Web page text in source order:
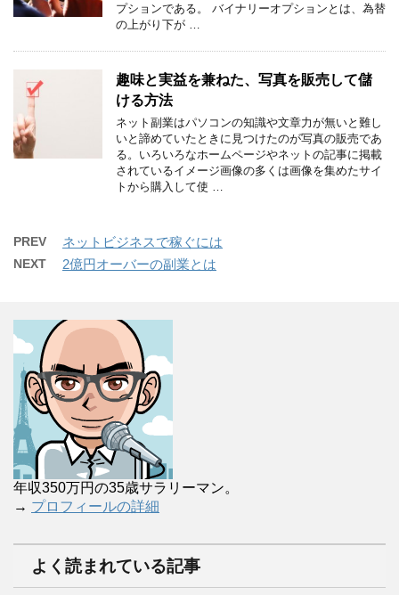
プションである。 バイナリーオプションとは、為替
の上がり下が …
趣味と実益を兼ねた、写真を販売して儲
ける方法
ネット副業はパソコンの知識や文章力が無いと難し
いと諦めていたときに見つけたのが写真の販売であ
る。いろいろなホームページやネットの記事に掲載
されているイメージ画像の多くは画像を集めたサイ
トから購入して使 …
PREV ネットビジネスで稼ぐには
NEXT 2億円オーバーの副業とは
年収350万円の35歳サラリーマン。
→ プロフィールの詳細
よく読まれている記事